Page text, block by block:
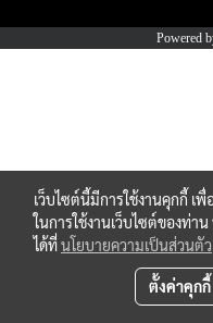
Powered
เว็บไซต์นี้มีการใช้งานคุกกี้
ในการใช้งานเว็บไซต์ของท่า
ได้ที่นโยบายความเป็นส่วนตัว
ตั้งค่าคุกกี้